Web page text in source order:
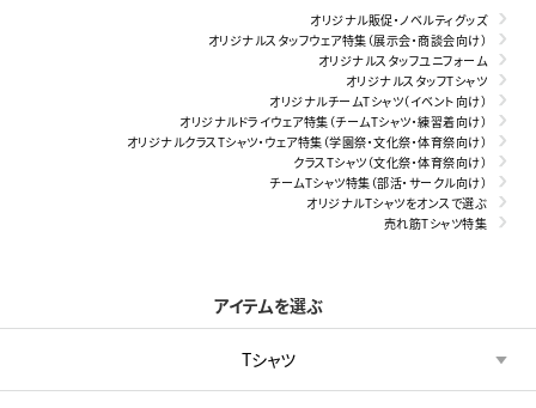
オリジナル販促・ノベルティグッズ
オリジナルスタッフウェア特集（展示会・商談会向け）
オリジナルスタッフユニフォーム
オリジナルスタッフTシャツ
オリジナルチームTシャツ（イベント向け）
オリジナルドライウェア特集（チームTシャツ・練習着向け）
オリジナルクラスTシャツ・ウェア特集（学園祭・文化祭・体育祭向け）
クラスTシャツ（文化祭・体育祭向け）
チームTシャツ特集（部活・サークル向け）
オリジナルTシャツをオンスで選ぶ
売れ筋Tシャツ特集
アイテムを選ぶ
Tシャツ